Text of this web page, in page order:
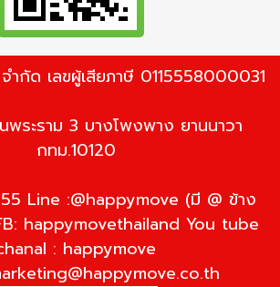
กัด เลขผู้เสียภาษี 0115558000031
ระราม 3 บางโพงพาง ยานนาวา
กทม.10120
Line :@happymove (มี @ ข้าง
happymovethailand You tube
: happymove